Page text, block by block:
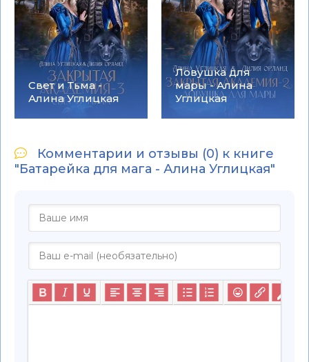
Свет и Тьма -
Алина Углицкая
Ловушка для
мары - Алина
Углицкая
Комментарии и отзывы (0) к книге
"Батарейка для мага - Алина Углицкая"